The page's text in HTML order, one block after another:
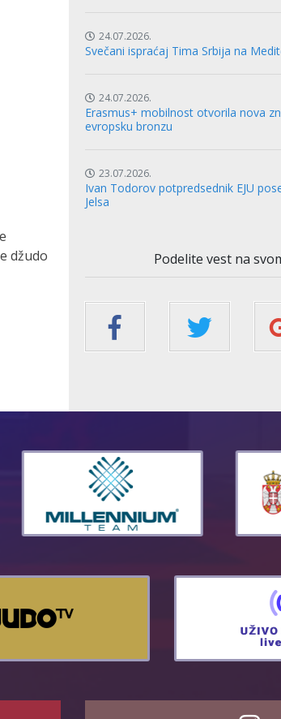
džudo
24.07.2026.
Svečani ispraćaj Tima Srbija na
24.07.2026.
Erasmus+ mobilnost otvorila nova
evropsku bronzu
23.07.2026.
Ivan Todorov potpredsednik EJU
Jelsa
Podelite vest na